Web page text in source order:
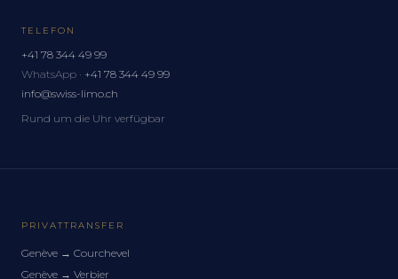
TELEFON
+41 78 344 49 99
WhatsApp · +41 78 344 49 99
info@swiss-limo.ch
Rund um die Uhr verfügbar
PRIVATTRANSFER
Genève → Courchevel
Genève → Verbier